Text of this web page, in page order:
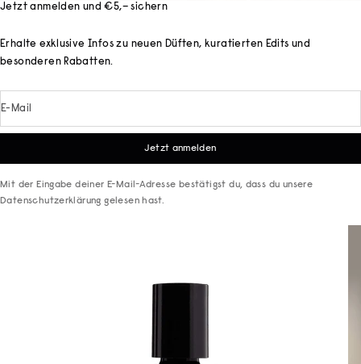
Jetzt anmelden und €5,– sichern
Erhalte exklusive Infos zu neuen Düften, kuratierten Edits und
besonderen Rabatten.
E-Mail
Jetzt anmelden
Mit der Eingabe deiner E-Mail-Adresse bestätigst du, dass du unsere
Datenschutzerklärung gelesen hast.